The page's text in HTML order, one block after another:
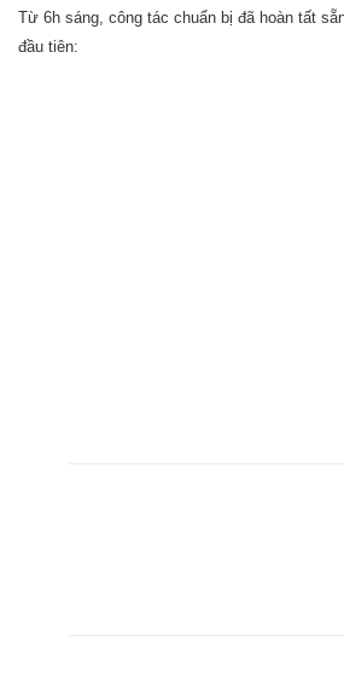
Từ 6h sáng, công tác chuẩn bị đã hoàn tất
đầu tiên: